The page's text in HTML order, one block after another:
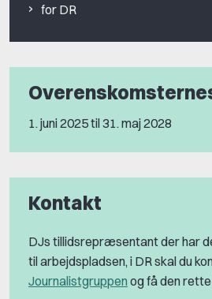
for DR
1. juni 2025 til 31. maj 2028
Kontakt
DJs tillidsrepræsentant der har
til arbejdspladsen, i DR skal du
Journalistgruppen og få den